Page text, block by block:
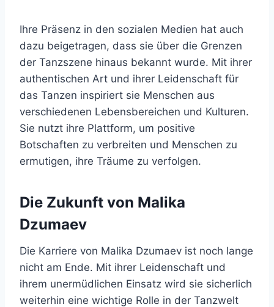
Ihre Präsenz in den sozialen Medien hat auch
dazu beigetragen, dass sie über die Grenzen
der Tanzszene hinaus bekannt wurde. Mit ihrer
authentischen Art und ihrer Leidenschaft für
das Tanzen inspiriert sie Menschen aus
verschiedenen Lebensbereichen und Kulturen.
Sie nutzt ihre Plattform, um positive
Botschaften zu verbreiten und Menschen zu
ermutigen, ihre Träume zu verfolgen.
Die Zukunft von Malika
Dzumaev
Die Karriere von Malika Dzumaev ist noch lange
nicht am Ende. Mit ihrer Leidenschaft und
ihrem unermüdlichen Einsatz wird sie sicherlich
weiterhin eine wichtige Rolle in der Tanzwelt